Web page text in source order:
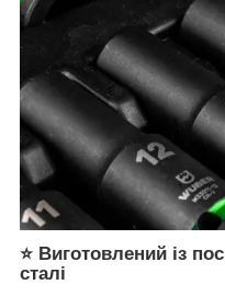
⭐ Виготовлений із
сталі